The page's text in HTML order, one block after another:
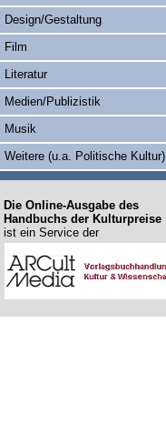
Design/Gestaltung
Film
Literatur
Medien/Publizistik
Musik
Weitere (u.a. Politische Kultur)
Die Online-Ausgabe des
Handbuchs der Kulturpreise
ist ein Service der